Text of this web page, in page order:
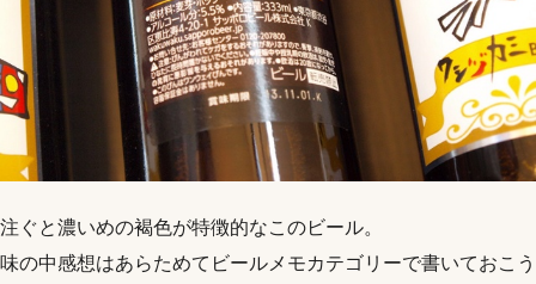
注ぐと濃いめの褐色が特徴的なこのビール。
味の中感想はあらためてビールメモカテゴリーで書いておこう